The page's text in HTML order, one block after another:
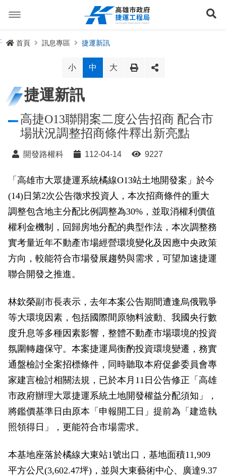
容
捷運路線進度圖
長期路網規劃
路網簡介
路網規劃
未來發展
規劃中
捷運紫線
前鎮漁港聯外軌道
興建中
各線計畫進度
岡山路竹延伸線(第二A階段)
岡山路竹延伸線(第二B階段)
捷運黃線
已通車
捷運紅/橘線
岡山路竹延伸線(第一階段)
環狀輕軌
訊息專區
捷運新訊
公聽會與說明會
政府資訊公開
生態檢核專區
性別主流化專區
政風園地
Open Data
便民服務
局長信箱
禁限建專區
增額容積申請
檔案應用專區
常見問答
相關連結
交流互動
照片集錦
影音專區
特色車站
輕軌知識站
輕軌簡介
輕軌與公車捷運
無架空線
關於我們
首長簡介
局徽
本局沿革
組織職掌
網站導覽
English
首頁 訊息專區 捷運新訊
小 中 大
捷運新訊
高捷O13聯開案二度公告招商 配合市
場狀況調整招商條件釋出新亮點
開發路權科 112-04-14 9227
「高雄市大眾捷運系統橘線O13站土地開發案」於今
(14)日第2次公告徵求投資人，本次招商條件的重大
調整包含地主分配比例調整為30%，並取消權利價值
權利金機制，回歸房地分配的典型作法，本次調整務
實考量近年不動產市場經營環境變化及因應中央政策
方向，較能符合市場發展趨勢與需求，可望加速捷運
聯合開發之推進。
林欽榮副市長表示，去年本案公告期間遭逢烏俄戰爭
等大環境因素，包括國際間原物料波動、我國央行數
度升息等多種因素影響，整體不動產市場環境的投資
氛圍轉趨保守。本案捷運局衡酌投資環境變遷，務實
通盤檢討全案招標條件，同時聽取本府促參委員會專
家建言檢討相關法規，已於本月11日公告修正「高雄
市政府辦理大眾捷運系統土地開發權益分配須知」，
將鑑價基準日由原本「申報開工日」提前為「建造執
照領得日」，更能符合市場需求。
本基地座落於橘線大東站1號出口，基地面積11,909
平方公尺(3,602.47坪)，並與大東藝術中心、廣達9.37